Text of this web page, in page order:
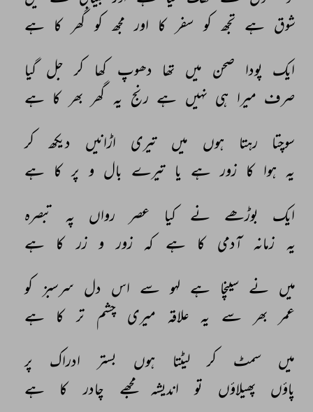
شوق ہے تجھ کو سفر کا اور مجھ کو گھر کا ہے
ایک پودا صحن میں تھا دھوپ کھا کر جل گیا
صرف میرا ہی نہیں ہے رنج یہ گھر بھر کا ہے
سوچتا
رہتا ہوں میں تیری اڑانیں دیکھ
کر
یہ ہوا کا زور ہے یا تیرے بال و پر کا ہے
ایک
بوڑھے نے کیا عصر رواں پہ
تبصرہ
یہ زمانہ آدمی کا ہے کہ زور و زر کا ہے
میں نے سینچا ہے لہو سے اس دل سرسبز کو
عمر
بھر سے یہ علاقہ میری چشم تر کا ہے
میں
سمٹ کر لیٹتا ہوں بستر ادراک
پر
پاؤں
پھیلاؤں تو اندیشہ مجھے چادر کا
ہے